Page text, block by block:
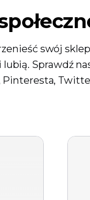
swój
Sprawdź
Pinteresta,